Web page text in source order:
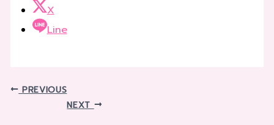
X
Line
PREVIOUS
NEXT